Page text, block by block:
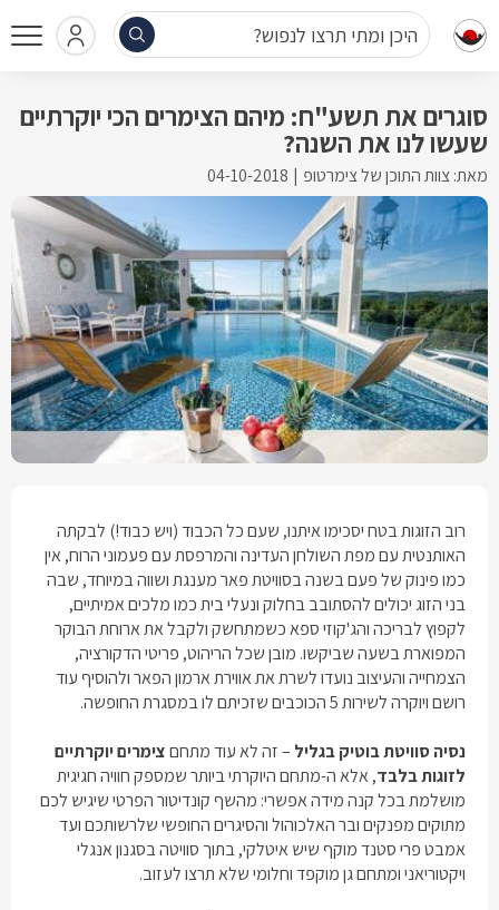
היכן ומתי תרצו לנפוש?
סוגרים את תשע"ח: מיהם הצימרים הכי יוקרתיים
שעשו לנו את השנה?
מאת: צוות התוכן של צימרטופ 04-10-2018
רוב הזוגות בטח יסכימו איתנו, שעם כל הכבוד (ויש כבוד!) לבקתה
האותנטית עם מפת השולחן העדינה והמרפסת עם פעמוני הרוח, אין
כמו פינוק של פעם בשנה בסוויטת פאר מענגת ושווה במיוחד, שבה
בני הזוג יכולים להסתובב בחלוק ונעלי בית כמו מלכים אמיתיים,
לקפוץ לבריכה והג'קוזי ספא כשמתחשק ולקבל את ארוחת הבוקר
המפוארת בשעה שביקשו. מובן שכל הריהוט, פריטי הדקורציה,
הצמחייה והעיצוב נועדו לשרת את אווירת ארמון הפאר ולהוסיף עוד
רושם ויוקרה לשירות 5 הכוכבים שזכיתם לו במסגרת החופשה.
נסיה סוויטת בוטיק בגליל – זה לא עוד מתחםצימרים יוקרתיים
לזוגות בלבד, אלא ה-מתחם היוקרתי ביותר שמספק חוויה חגיגית
מושלמת בכל קנה מידה אפשרי: מהשף קונדיטור הפרטי שיגיש לכם
מתוקים מפנקים ובר האלכוהול והסיגרים החופשי שלרשותכם ועד
אמבט פרי סטנד מוקף שיש איטלקי, בתוך סוויטה בסגנון אנגלי
ויקטוריאני ומתחם גן מוקפד וחלומי שלא תרצו לעזוב.